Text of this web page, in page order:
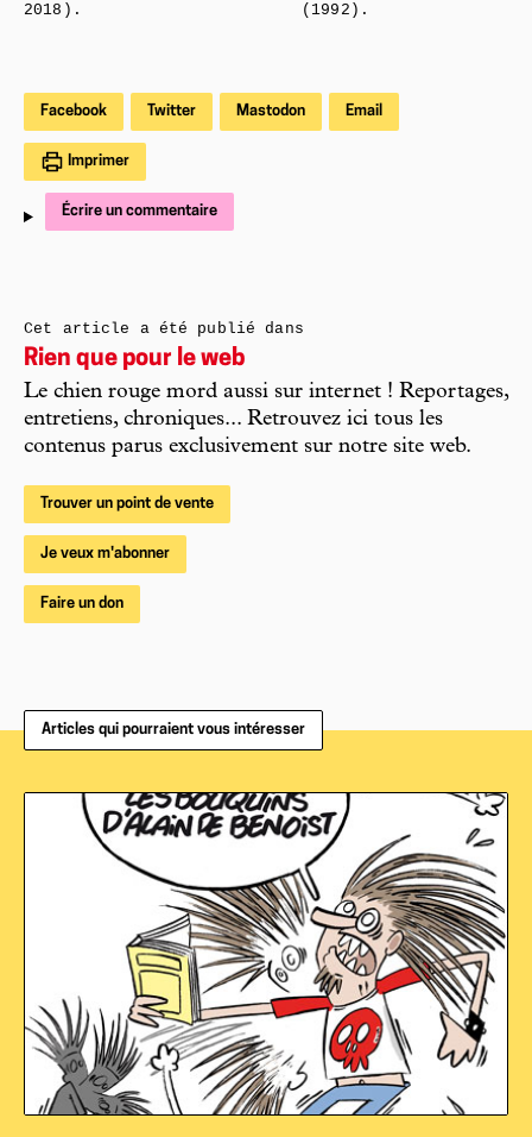
2018).
(1992).
Facebook Twitter Mastodon Email
Imprimer
Écrire un commentaire
Cet article a été publié dans
Rien que pour le web
Le chien rouge mord aussi sur internet ! Reportages,
entretiens, chroniques... Retrouvez ici tous les
contenus parus exclusivement sur notre site web.
Trouver un point de vente
Je veux m'abonner
Faire un don
Articles qui pourraient vous intéresser